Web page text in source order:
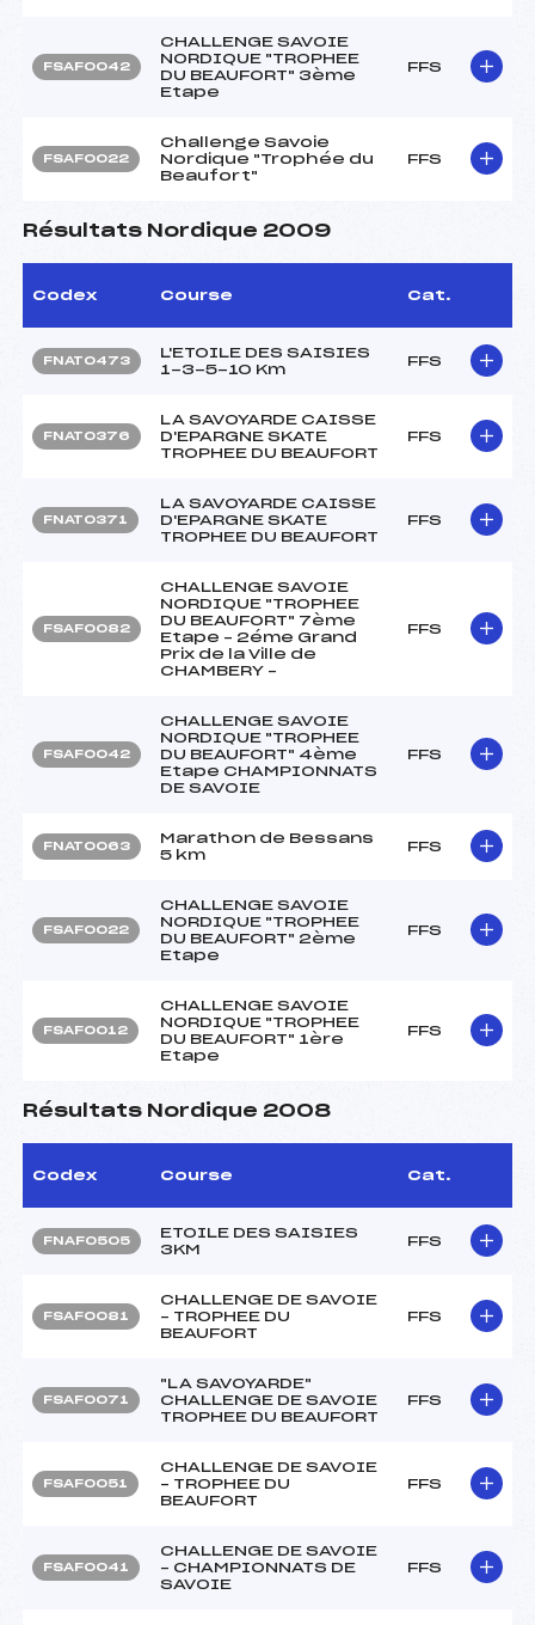
FSAF0042
CHALLENGE SAVOIE
NORDIQUE "TROPHEE
DU BEAUFORT" 3ème
Etape
FFS
FSAF0022
Challenge Savoie
Nordique "Trophée du
Beaufort"
FFS
Résultats Nordique 2009
Codex Course Cat.
FNAT0473
L'ETOILE DES SAISIES
1-3-5-10 Km
FFS
FNAT0376
LA SAVOYARDE CAISSE
D'EPARGNE SKATE
TROPHEE DU BEAUFORT
FFS
FNAT0371
LA SAVOYARDE CAISSE
D'EPARGNE SKATE
TROPHEE DU BEAUFORT
FFS
FSAF0082
CHALLENGE SAVOIE
NORDIQUE "TROPHEE
DU BEAUFORT" 7ème
Etape – 2éme Grand
Prix de la Ville de
CHAMBERY –
FFS
FSAF0042
CHALLENGE SAVOIE
NORDIQUE "TROPHEE
DU BEAUFORT" 4ème
Etape CHAMPIONNATS
DE SAVOIE
FFS
FNAT0063
Marathon de Bessans
5 km
FFS
FSAF0022
CHALLENGE SAVOIE
NORDIQUE "TROPHEE
DU BEAUFORT" 2ème
Etape
FFS
FSAF0012
CHALLENGE SAVOIE
NORDIQUE "TROPHEE
DU BEAUFORT" 1ère
Etape
FFS
Résultats Nordique 2008
Codex Course Cat.
FNAF0505
ETOILE DES SAISIES
3KM
FFS
FSAF0081
CHALLENGE DE SAVOIE
– TROPHEE DU
BEAUFORT
FFS
FSAF0071
"LA SAVOYARDE"
CHALLENGE DE SAVOIE
TROPHEE DU BEAUFORT
FFS
FSAF0051
CHALLENGE DE SAVOIE
– TROPHEE DU
BEAUFORT
FFS
FSAF0041
CHALLENGE DE SAVOIE
– CHAMPIONNATS DE
SAVOIE
FFS